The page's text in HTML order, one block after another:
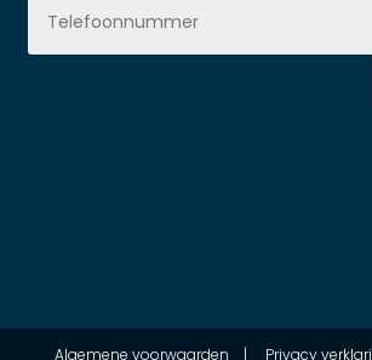
Algemene voorwaarden | Privacy